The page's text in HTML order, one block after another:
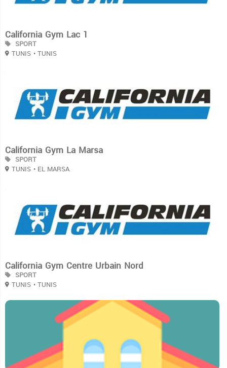
California Gym Lac 1
SPORT
TUNIS • TUNIS
California Gym La Marsa
SPORT
TUNIS • EL MARSA
California Gym Centre Urbain Nord
SPORT
TUNIS • TUNIS